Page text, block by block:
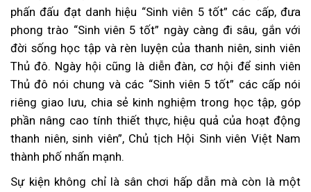
phấn đấu đạt danh hiệu “Sinh viên 5 tốt” các cấp, đưa
phong trào “Sinh viên 5 tốt” ngày càng đi sâu, gắn với
đời sống học tập và rèn luyện của thanh niên, sinh viên
Thủ đô. Ngày hội cũng là diễn đàn, cơ hội để sinh viên
Thủ đô nói chung và các “Sinh viên 5 tốt” các cấp nói
riêng giao lưu, chia sẻ kinh nghiệm trong học tập, góp
phần nâng cao tính thiết thực, hiệu quả của hoạt động
thanh niên, sinh viên”, Chủ tịch Hội Sinh viên Việt Nam
thành phố nhấn mạnh.
Sự kiện không chỉ là sân chơi hấp dẫn mà còn là một